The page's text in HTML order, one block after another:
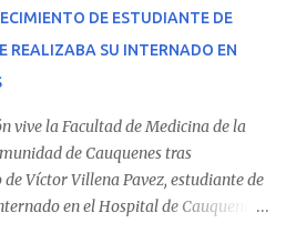
DE ESTUDIANTE DE
REALIZABA SU INTERNADO EN
vive la Facultad de Medicina de la
de Cauquenes tras
Víctor Villena Pavez, estudiante de
en el Hospital de Cauquenes.